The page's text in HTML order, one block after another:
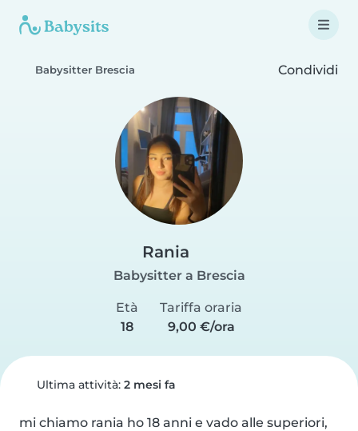
Babysitter Brescia Condividi
Rania
Babysitter a Brescia
Età
18
Tariffa oraria
9,00 €/ora
Ultima attività: 2 mesi fa
mi chiamo rania ho 18 anni e vado alle superiori,